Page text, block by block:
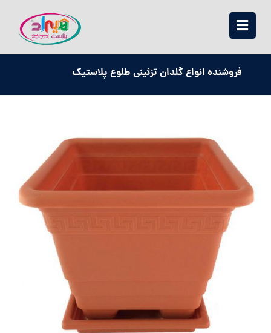
فروشنده انواع گلدان تزئینی طلوع پلاستیک